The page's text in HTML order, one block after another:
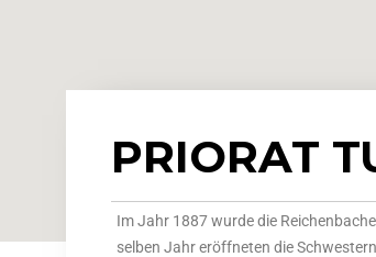
PRIORAT
Im Jahr 1887 wurde die
selben Jahr eröffneten die